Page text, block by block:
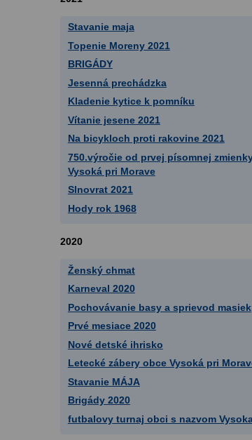
Stavanie maja
Topenie Moreny 2021
BRIGÁDY
Jesenná prechádzka
Kladenie kytice k pomníku
Vítanie jesene 2021
Na bicykloch proti rakovine 2021
750.výročie od prvej písomnej
Vysoká pri Morave
Slnovrat 2021
Hody rok 1968
2020
Ženský chmat
Karneval 2020
Pochovávanie basy a sprievod masiek
Prvé mesiace 2020
Nové detské ihrisko
Letecké zábery obce Vysoká pri
Stavanie MÁJA
Brigády 2020
futbalovy turnaj obci s nazvom